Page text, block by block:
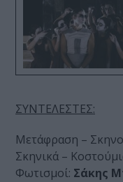
ΣΥΝΤΕΛΕΣΤΕΣ:
Μετάφραση –
Σκηνικά –
Φωτισμοί: Σάκης